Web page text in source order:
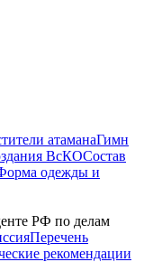
атаманаГимн
ВсКОСостав
одежды и
РФ по делам
Перечень
рекомендации